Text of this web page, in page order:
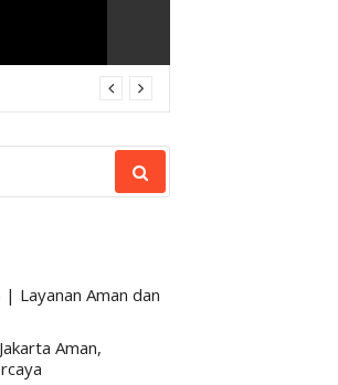
| Layanan Aman dan
Aman,